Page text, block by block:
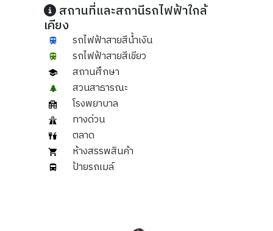
สถานที่และสถานีรถไฟฟ้าใกล้
เคียง
รถไฟฟ้าสายสีน้ำเงิน
รถไฟฟ้าสายสีเขียว
สถานศึกษา
สวนสาธารณะ
โรงพยาบาล
ทางด่วน
ตลาด
ห้างสรรพสินค้า
ป้ายรถเมล์